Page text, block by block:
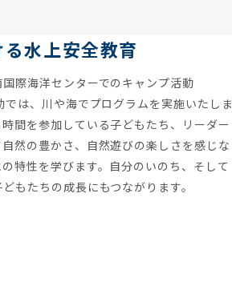
水上安全教育
際海洋センターでのキャンプ活動
は、川や海でプログラムを実施いたしま
間を参加している子どもたち、リーダー
然の豊かさ、自然遊びの楽しさを感じな
特性を学びます。自分のいのち、そして
もたちの成長にもつながります。